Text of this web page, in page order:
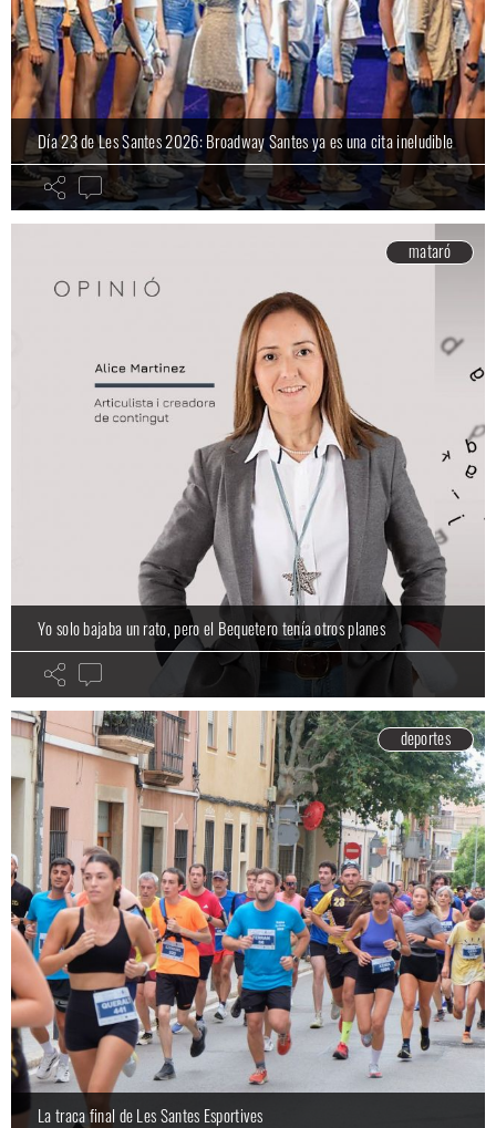
Día 23 de Les Santes 2026: Broadway Santes ya es una cita ineludible
mataró
Yo solo bajaba un rato, pero el Bequetero tenía otros planes
deportes
La traca final de Les Santes Esportives